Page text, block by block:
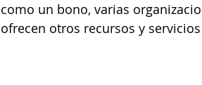
como un bono, varias
ofrecen otros recursos y